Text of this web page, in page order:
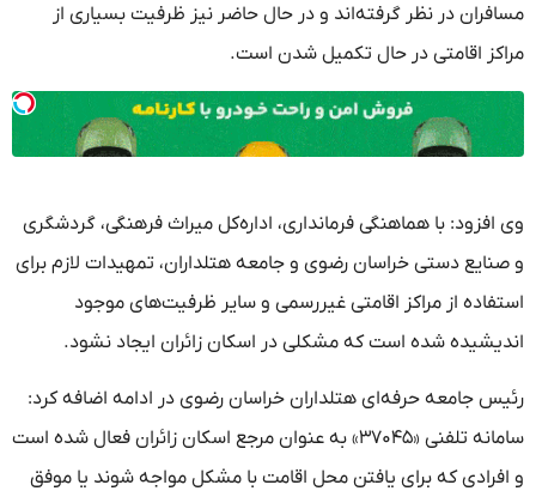
مسافران در نظر گرفته‌اند و در حال حاضر نیز ظرفیت بسیاری از
مراکز اقامتی در حال تکمیل شدن است.
وی افزود: با هماهنگی فرمانداری، اداره‌کل میراث فرهنگی، گردشگری
و صنایع دستی خراسان رضوی و جامعه هتلداران، تمهیدات لازم برای
استفاده از مراکز اقامتی غیررسمی و سایر ظرفیت‌های موجود
اندیشیده شده است که مشکلی در اسکان زائران ایجاد نشود.
رئیس جامعه حرفه‌ای هتلداران خراسان رضوی در ادامه اضافه کرد:
سامانه تلفنی «۳۷۰۴۵» به عنوان مرجع اسکان زائران فعال شده است
و افرادی که برای یافتن محل اقامت با مشکل مواجه شوند یا موفق